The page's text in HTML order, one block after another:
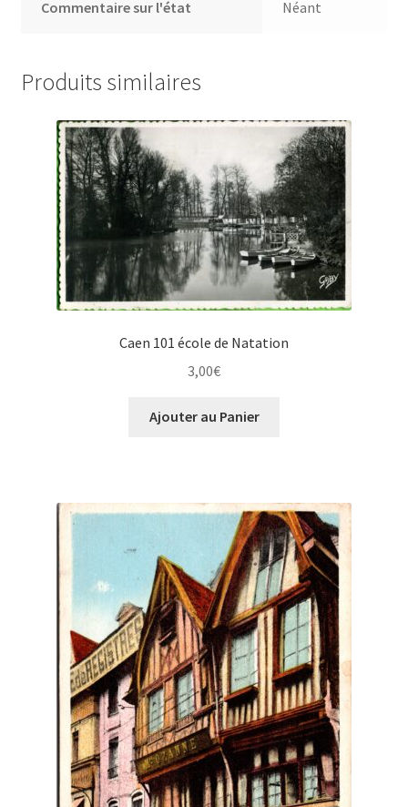
Commentaire sur l'état Néant
Produits similaires
Caen 101 école de Natation
3,00€
Ajouter au Panier